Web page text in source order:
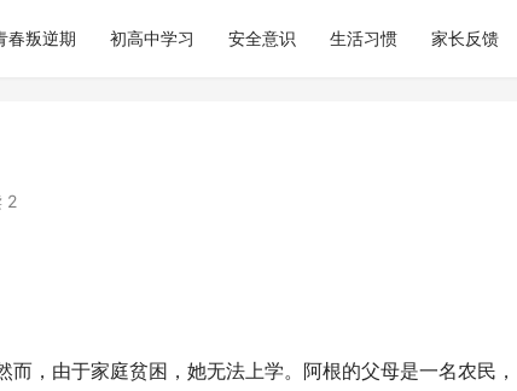
春叛逆期 初高中学习 安全意识 生活习惯 家长反馈
2
，由于家庭贫困，她无法上学。阿根的父母是一名农民，